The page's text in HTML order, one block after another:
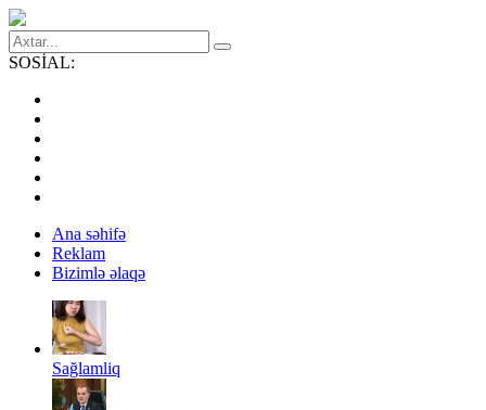
SOSİAL:
Ana səhifə
Reklam
Bizimlə əlaqə
Sağlamliq